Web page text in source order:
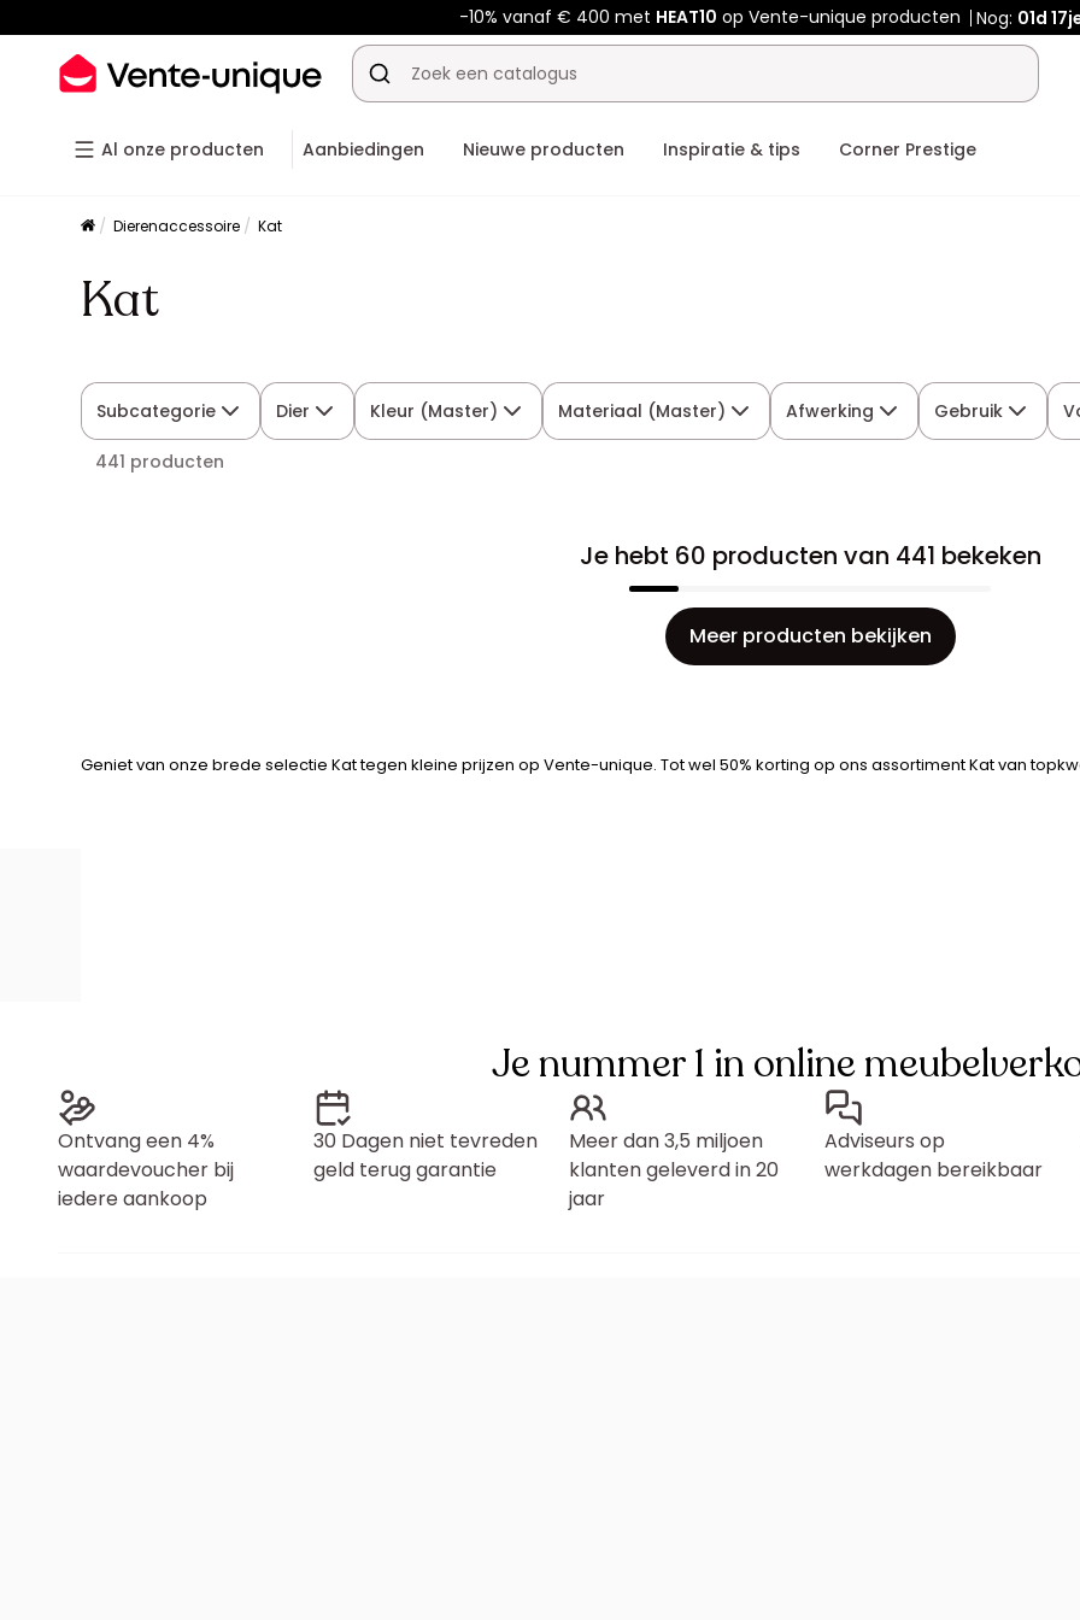
-10% vanaf € 400 met HEAT10 op Vente-unique producten Nog: 01d
Al onze producten Aanbiedingen Nieuwe producten Inspiratie & tips Corner Prestige
Dierenaccessoire Kat
Kat
Subcategorie Dier Kleur (Master) Materiaal (Master) Afwerking Gebruik
441 producten
Je hebt 60 producten van 441 bekeken
Meer producten bekijken
Geniet van onze brede selectie Kat tegen kleine prijzen op Vente-unique. Tot wel 50% korting op ons assortiment Kat van
Je nummer 1 in online
Ontvang een 4%
waardevoucher bij
iedere aankoop
30 Dagen niet tevreden
geld terug garantie
Meer dan 3,5 miljoen
klanten geleverd in 20
jaar
Adviseurs op
werkdagen bereikbaar